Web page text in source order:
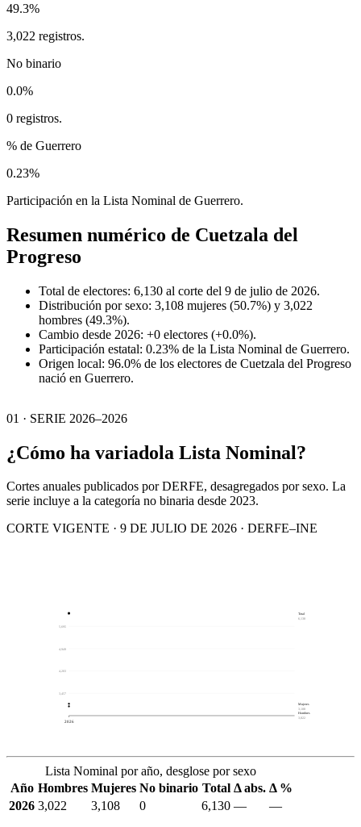
49.3%
3,022 registros.
No binario
0.0%
0 registros.
% de Guerrero
0.23%
Participación en la Lista Nominal de Guerrero.
Resumen numérico de Cuetzala del
Progreso
Total de electores: 6,130 al corte del 9 de julio de 2026.
Distribución por sexo: 3,108 mujeres (50.7%) y 3,022
hombres (49.3%).
Cambio desde 2026: +0 electores (+0.0%).
Participación estatal: 0.23% de la Lista Nominal de Guerrero.
Origen local: 96.0% de los electores de Cuetzala del Progreso
nació en Guerrero.
01 · SERIE 2026–2026
¿Cómo ha variadola Lista Nominal?
Cortes anuales publicados por DERFE, desagregados por sexo. La
serie incluye a la categoría no binaria desde 2023.
CORTE VIGENTE · 9 DE JULIO DE 2026 · DERFE–INE
3,457
4,203
4,949
5,695
2026
Total
6,130
Mujeres
Hombres
3,022
Lista Nominal por año, desglose por sexo
Año Hombres Mujeres No binario Total Δ abs. Δ %
2026 3,022 3,108 0 6,130 — —